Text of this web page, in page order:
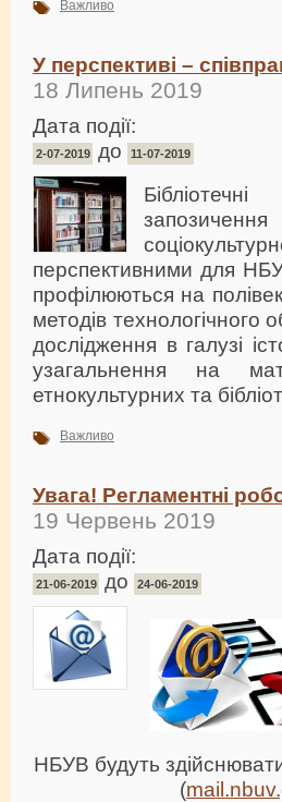
Важливо
У перспективі –
18 Липень 2019
Дата події:
2-07-2019 до 11-07-2019
запозичення
перспективними для
профілюються на
методів технологічного
дослідження в галузі
узагальнення на
етнокультурних та
Важливо
Увага! Регламентні
19 Червень 2019
Дата події:
21-06-2019 до 24-06-2019
НБУВ будуть
(